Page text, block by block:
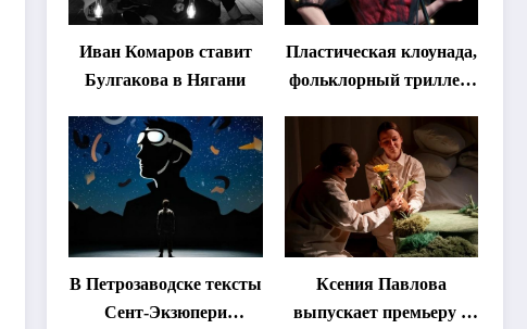
Иван Комаров ставит
Булгакова в Нягани
Пластическая клоунада,
фольклорный триллер,
Что покажут на втором
этапе фестиваля
«Монокль»
В Петрозаводске тексты
Сент-Экзюпери
Ксения Павлова
выпускает премьеру о